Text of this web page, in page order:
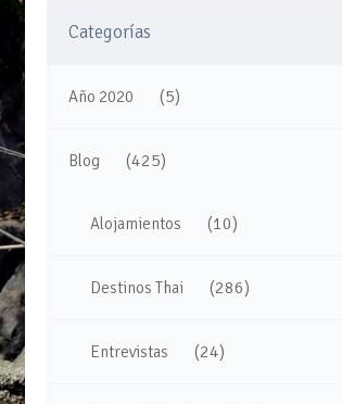
Categorías
Año 2020 (5)
Blog (425)
Alojamientos (10)
Destinos Thai (286)
Entrevistas (24)